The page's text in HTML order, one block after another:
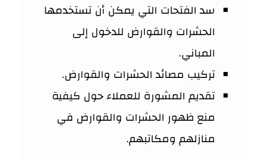
سد الفتحات التي يمكن أن تستخدمها
الحشرات والقوارض للدخول إلى
المباني.
تركيب مصائد الحشرات والقوارض.
تقديم المشورة للعملاء حول كيفية
منع ظهور الحشرات والقوارض في
منازلهم ومكاتبهم.